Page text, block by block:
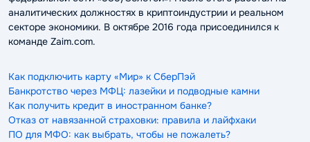
аналитических должностях в криптоиндустрии и реальном
секторе экономики. В октябре 2016 года присоединился к
команде Zaim.com.
Как подключить карту «Мир» к СберПэй
Банкротство через МФЦ: лазейки и подводные камни
Как получить кредит в иностранном банке?
Отказ от навязанной страховки: правила и лайфхаки
ПО для МФО: как выбрать, чтобы не пожалеть?